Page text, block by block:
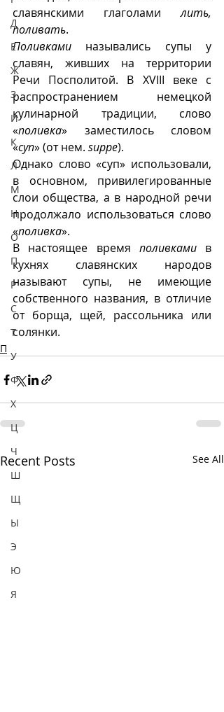
Д
Е
Ж
З
И
К
Л
М
Н
О
П
Р
С
Т
У
Ф
Х
Ц
Ч
Ш
Щ
Ы
Э
Ю
Я
славянскими глаголами лить,
поливать.
Поливками назывались супы у
славян, живших на территории
Речи Посполитой. В XVIII веке с
распространением немецкой
кулинарной традиции, слово
«поливка» заместилось словом
«суп» (от нем. suppe).
Однако слово «суп» использовали,
в основном, привилегированные
слои общества, а в народной речи
продолжало использоваться слово
«поливка».
В настоящее время поливками в
кухнях славянских народов
называют супы, не имеющие
собственного названия, в отличие
от борща, щей, рассольника или
солянки.
П
Recent Posts See All